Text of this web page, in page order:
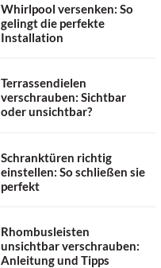
Whirlpool versenken: So
gelingt die perfekte
Installation
Terrassendielen
verschrauben: Sichtbar
oder unsichtbar?
Schranktüren richtig
einstellen: So schließen sie
perfekt
Rhombusleisten
unsichtbar verschrauben:
Anleitung und Tipps